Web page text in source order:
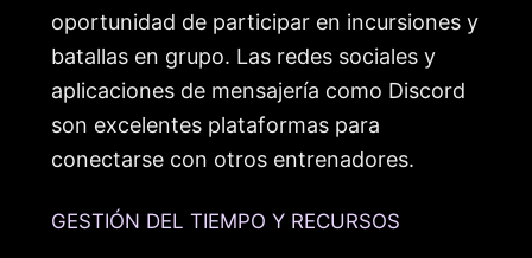
oportunidad de participar en incursiones y
batallas en grupo. Las redes sociales y
aplicaciones de mensajería como Discord
son excelentes plataformas para
conectarse con otros entrenadores.
GESTIÓN DEL TIEMPO Y RECURSOS